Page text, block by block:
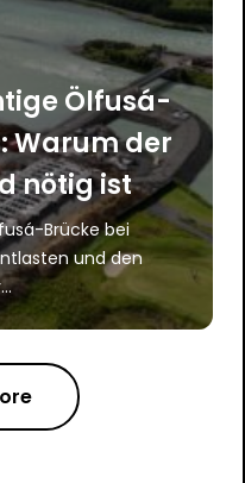
Ölfusá-
Warum der
nötig ist
Brücke bei
und den